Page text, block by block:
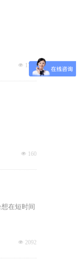
넶 1720
넶 160
在短时间
넶 2092